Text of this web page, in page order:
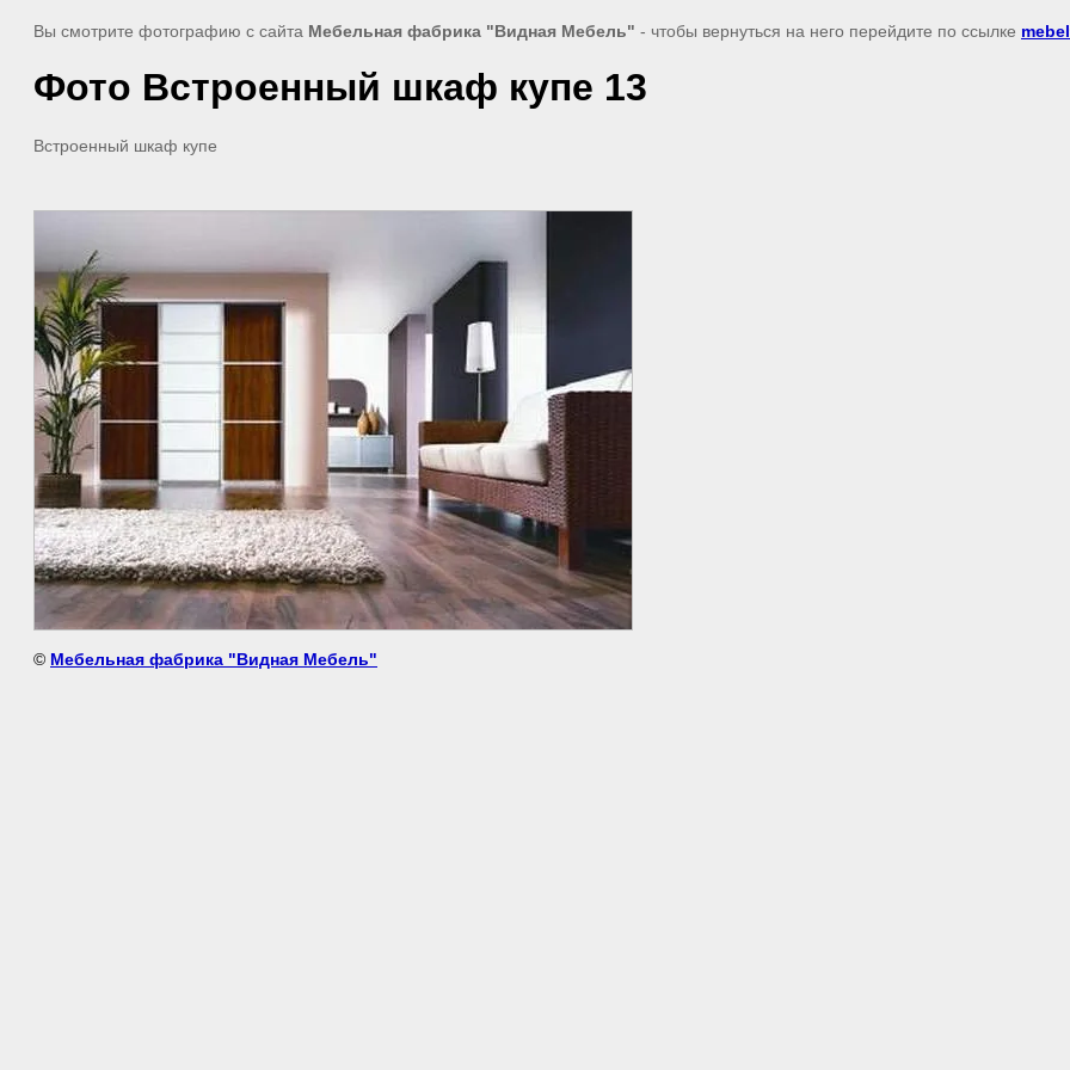
Вы смотрите фотографию с сайта Мебельная фабрика "Видная Мебель" - чтобы вернуться на него перейдите по ссылке
Фото Встроенный шкаф купе 13
Встроенный шкаф купе
© Мебельная фабрика "Видная Мебель"